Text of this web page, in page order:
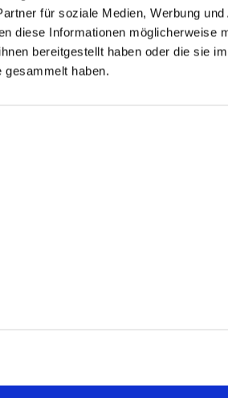
für soziale Medien, Werbung
diese Informationen möglicherweise
bereitgestellt haben oder die sie
gesammelt haben.
(vor 1,8 Mio Jahre bis
in Rheinhessen: 1 %